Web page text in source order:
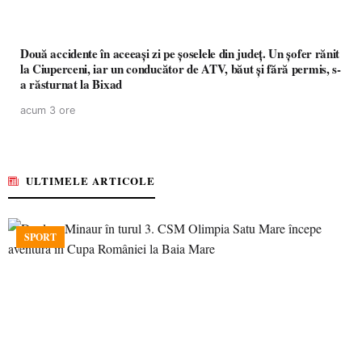
Două accidente în aceeași zi pe șoselele din județ. Un șofer rănit
la Ciuperceni, iar un conducător de ATV, băut și fără permis, s-
a răsturnat la Bixad
acum 3 ore
ULTIMELE ARTICOLE
SPORT